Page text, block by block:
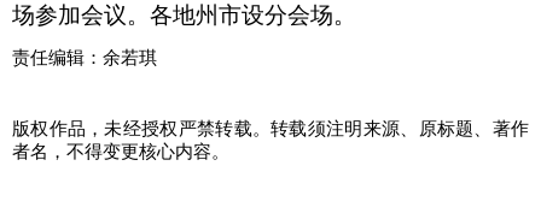
场参加会议。各地州市设分会场。
责任编辑：余若琪
版权作品，未经授权严禁转载。转载须注明来源、原标题、著作
者名，不得变更核心内容。